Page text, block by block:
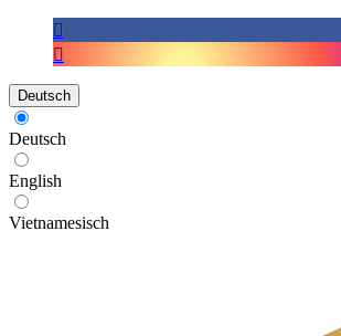
Deutsch
Deutsch
English
Vietnamesisch